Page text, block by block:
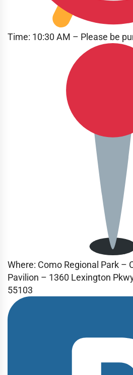
Time: 10:30 AM – Please be
Where: Como Regional Park –
Pavilion – 1360 Lexington
55103